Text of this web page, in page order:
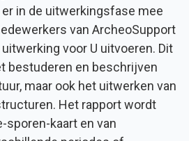
in de uitwerkingsfase mee
van ArcheoSupport
voor U uitvoeren. Dit
bestuderen en beschrijven
maar ook het uitwerken van
Het rapport wordt
sporen-kaart en van